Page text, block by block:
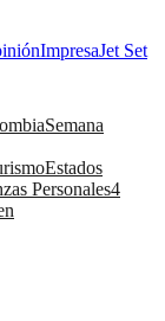
ImpresaJet Set
Semana
Estados
Personales4